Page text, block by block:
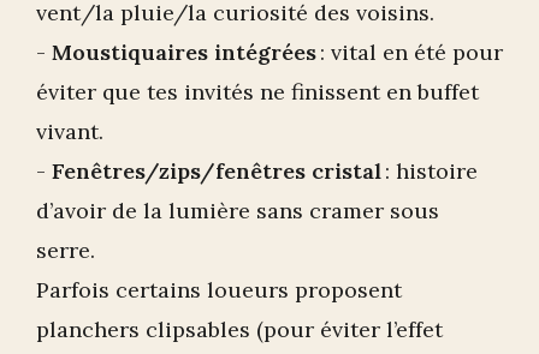
vent/la pluie/la curiosité des voisins.
- Moustiquaires intégrées: vital en été pour
éviter que tes invités ne finissent en buffet
vivant.
- Fenêtres/zips/fenêtres cristal: histoire
d’avoir de la lumière sans cramer sous
serre.
Parfois certains loueurs proposent
planchers clipsables (pour éviter l’effet